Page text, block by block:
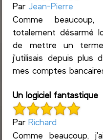
Par Jean-Pierre
Comme
totalement désarmé
de mettre un
j'utilisais depuis plus
mes comptes
Un logiciel fantastique
ParRichard
Comme beaucoup,